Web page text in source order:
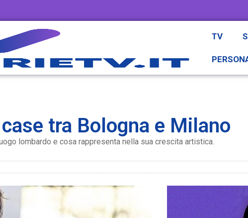
TV
tra Bologna e Milano
lombardo e cosa rappresenta nella sua crescita artistica.